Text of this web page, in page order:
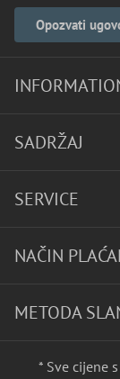
Opozvati
SADRŽAJ
SERVICE
NAČIN
METODA
* Sve cijene